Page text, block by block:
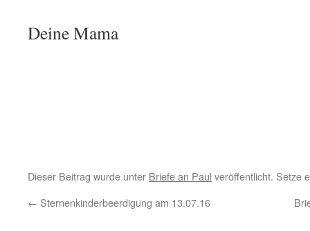
Deine Mama
Dieser Beitrag wurde unter Briefe an Paul veröffentlicht. Setze
← Sternenkinderbeerdigung am 13.07.16